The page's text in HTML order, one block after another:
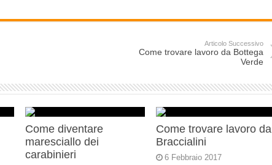
Articolo Successivo
Come trovare lavoro da Bottega
Verde
Come diventare
maresciallo dei
carabinieri
Come trovare lavoro da
Braccialini
6 Febbraio 2017